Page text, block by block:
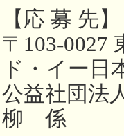
【応 募 先】
〒103-
ド・イー日
公益社団法
柳 係